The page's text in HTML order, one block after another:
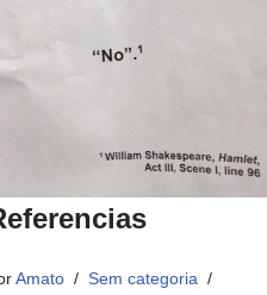
Amato
Sem categoria